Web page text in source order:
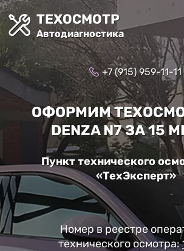
ТЕХОСМОТР
Автодиагностика
+7 (915) 959-11-11
ОФОРМИМ
DENZA N7 ЗА 15
Пункт технического
«ТехЭксперт»
Номер в реестре
технического осмотра: